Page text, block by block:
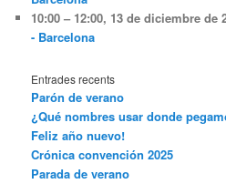
10:00 – 12:00, 13 de diciembre de
- Barcelona
Entrades recents
Parón de verano
¿Qué nombres usar donde
Feliz año nuevo!
Crónica convención 2025
Parada de verano